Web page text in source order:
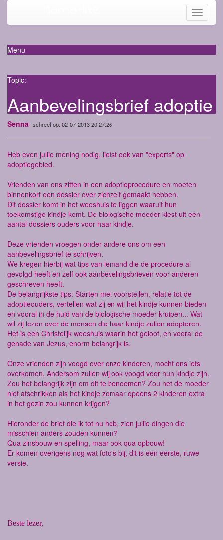
Toggle
Menu
Topic:
Aanbevelingsbrief adoptie
Senna schreef op: 02-07-2013 20:27:26
Heb even jullie mening nodig, liefst ook van "experts" op
adoptiegebied.
Vrienden van ons zitten in een adoptieprocedure en moeten
binnenkort een dossier over zichzelf gemaakt hebben.
Dit dossier komt in het weeshuis te liggen waaruit hun
toekomstige kindje komt. De biologische moeder kiest uit een
aantal dossiers ouders voor haar kindje.
Deze vrienden vroegen onder andere ons om een
aanbevelingsbrief te schrijven.
We kregen hierbij wat tips van iemand die de procedure al
gevolgd heeft en zelf ook aanbevelingsbrieven voor anderen
geschreven heeft.
De belangrijkste tips: Starten met voorstellen, relatie tot de
adoptieouders, vertellen wat zij en wij het kindje kunnen bieden
en vooral in de huid van de biologische moeder kruipen... Wat
wil zij lezen over de mensen die haar kindje zullen adopteren.
Het is een Christelijk weeshuis waarin het geloof, en vooral de
genade van Jezus, enorm belangrijk is.
Onze vrienden zijn voogd over onze kinderen, mocht ons iets
overkomen. Andersom zullen wij ook voogd voor hun kindje zijn.
Zou het belangrijk zijn om dit te benoemen? Zou het de moeder
niet afschrikken als het kindje zomaar opeens 2 kinderen extra
in het gezin zou kunnen krijgen?
Hieronder de brief die ik tot nu heb, zien jullie dingen die
misschien anders zouden kunnen?
Qua zinsbouw en spelling, maar ook qua opbouw!
Er komen overigens nog wat foto's bij, dit is een eerste, ruwe
versie.
Beste lezer,